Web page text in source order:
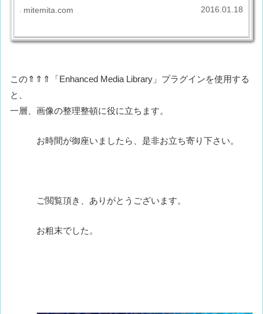
mitemita.com 2016.01.18
この⇑⇑⇑「Enhanced Media Library」プラグインを使用する
と、
一層、画像の整理整頓に役に立ちます。
お時間が御座いましたら、是非お立ち寄り下さい。
ご閲覧頂き、ありがとうございます。
お粗末でした。